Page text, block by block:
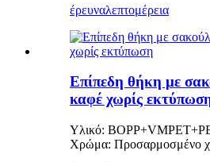
έρευναλεπτομέρεια
Επίπεδη θήκη με
καφέ χωρίς
Υλικό:
Χρώμα: Προσαρμοσμένο